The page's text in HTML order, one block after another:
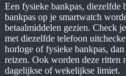
Een fysieke bankpas, diezelfde
bankpas op je smartwatch
betaalmiddelen gezien. Check
met diezelfde telefoon
horloge of fysieke bankpas,
reizen. Ook worden deze ritten
dagelijkse of wekelijkse limiet.